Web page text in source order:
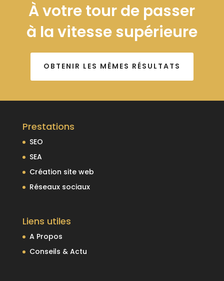
À votre tour de passer
à la vitesse supérieure
OBTENIR LES MÊMES RÉSULTATS
Prestations
SEO
SEA
Création site web
Réseaux sociaux
Liens utiles
A Propos
Conseils & Actu